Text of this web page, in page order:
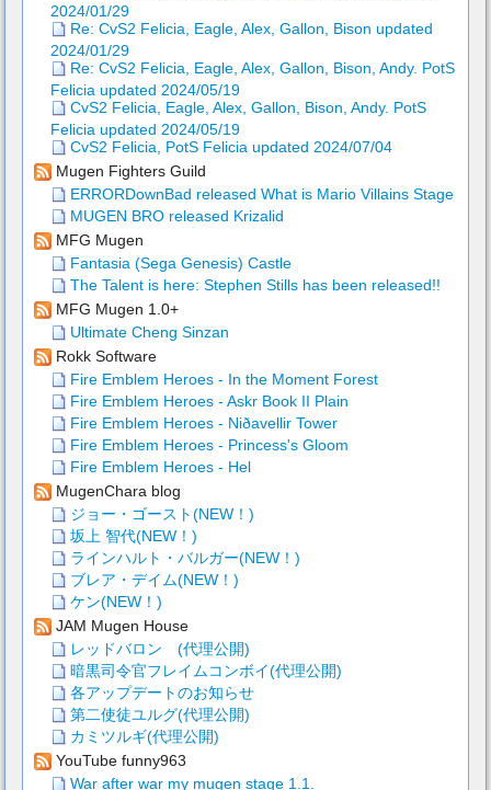
2024/01/29
Re: CvS2 Felicia, Eagle, Alex, Gallon, Bison updated
2024/01/29
Re: CvS2 Felicia, Eagle, Alex, Gallon, Bison, Andy. PotS
Felicia updated 2024/05/19
CvS2 Felicia, Eagle, Alex, Gallon, Bison, Andy. PotS
Felicia updated 2024/05/19
CvS2 Felicia, PotS Felicia updated 2024/07/04
Mugen Fighters Guild
ERRORDownBad released What is Mario Villains Stage
MUGEN BRO released Krizalid
MFG Mugen
Fantasia (Sega Genesis) Castle
The Talent is here: Stephen Stills has been released!!
MFG Mugen 1.0+
Ultimate Cheng Sinzan
Rokk Software
Fire Emblem Heroes - In the Moment Forest
Fire Emblem Heroes - Askr Book II Plain
Fire Emblem Heroes - Niðavellir Tower
Fire Emblem Heroes - Princess's Gloom
Fire Emblem Heroes - Hel
MugenChara blog
ジョー・ゴースト(NEW！)
坂上 智代(NEW！)
ラインハルト・バルガー(NEW！)
ブレア・デイム(NEW！)
ケン(NEW！)
JAM Mugen House
レッドバロン (代理公開)
暗黒司令官フレイムコンボイ(代理公開)
各アップデートのお知らせ
第二使徒ユルグ(代理公開)
カミツルギ(代理公開)
YouTube funny963
War after war my mugen stage 1.1.